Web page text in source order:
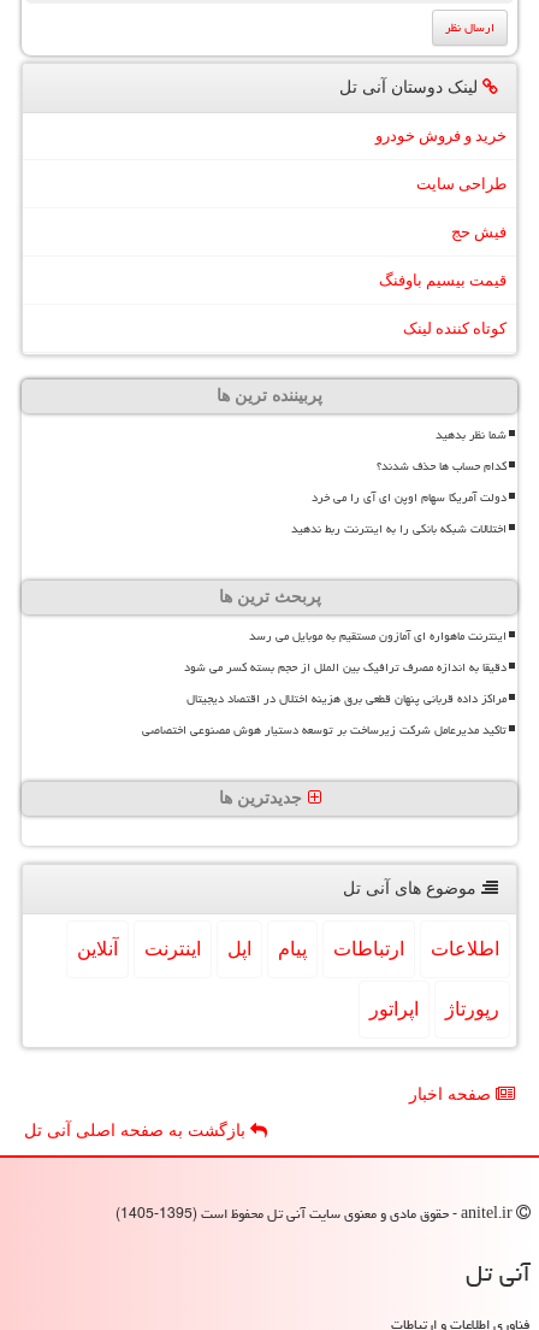
لینک دوستان آنی تل
خرید و فروش خودرو
طراحی سایت
فیش حج
قیمت بیسیم باوفنگ
کوتاه کننده لینک
پربیننده ترین ها
شما نظر بدهید
کدام حساب ها حذف شدند؟
دولت آمریکا سهام اوپن ای آی را می خرد
اختلالات شبکه بانکی را به اینترنت ربط ندهید
پربحث ترین ها
اینترنت ماهواره ای آمازون مستقیم به موبایل می رسد
دقیقا به اندازه مصرف ترافیک بین الملل از حجم بسته کسر می شود
مراکز داده قربانی پنهان قطعی برق هزینه اختلال در اقتصاد دیجیتال
تاکید مدیرعامل شرکت زیرساخت بر توسعه دستیار هوش مصنوعی اختصاصی
جدیدترین ها
موضوع های آنی تل
اطلاعات ارتباطات پیام اپل اینترنت آنلاین
رپورتاژ اپراتور
صفحه اخبار
بازگشت به صفحه اصلی آنی تل
آنی تل